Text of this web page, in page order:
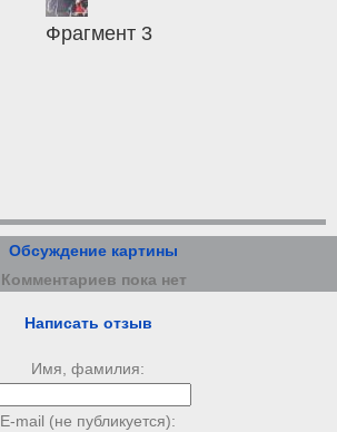
Фрагмент 3
Обсуждение картины
Комментариев пока нет
Написать отзыв
Имя, фамилия:
E-mail (не публикуется):